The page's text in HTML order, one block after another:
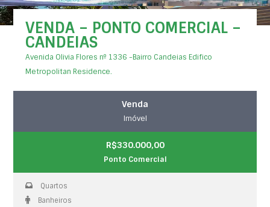
VENDA – PONTO COMERCIAL –
CANDEIAS
Avenida Olivia Flores nº 1336 -Bairro Candeias Edifico
Metropolitan Residence.
Venda
Imóvel
R$330.000,00
Ponto Comercial
Quartos
Banheiros